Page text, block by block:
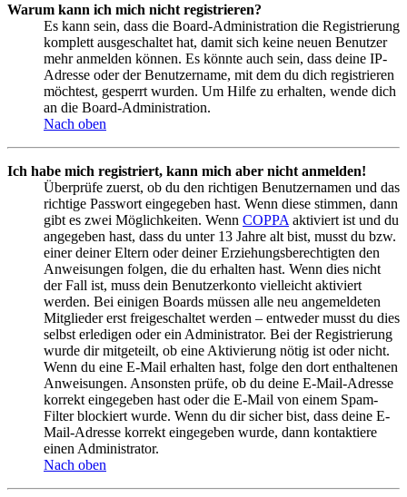
Warum kann ich mich nicht registrieren?
Es kann sein, dass die Board-Administration die Registrierung
komplett ausgeschaltet hat, damit sich keine neuen Benutzer
mehr anmelden können. Es könnte auch sein, dass deine IP-
Adresse oder der Benutzername, mit dem du dich registrieren
möchtest, gesperrt wurden. Um Hilfe zu erhalten, wende dich
an die Board-Administration.
Nach oben
Ich habe mich registriert, kann mich aber nicht anmelden!
Überprüfe zuerst, ob du den richtigen Benutzernamen und das
richtige Passwort eingegeben hast. Wenn diese stimmen, dann
gibt es zwei Möglichkeiten. Wenn COPPA aktiviert ist und du
angegeben hast, dass du unter 13 Jahre alt bist, musst du bzw.
einer deiner Eltern oder deiner Erziehungsberechtigten den
Anweisungen folgen, die du erhalten hast. Wenn dies nicht
der Fall ist, muss dein Benutzerkonto vielleicht aktiviert
werden. Bei einigen Boards müssen alle neu angemeldeten
Mitglieder erst freigeschaltet werden – entweder musst du dies
selbst erledigen oder ein Administrator. Bei der Registrierung
wurde dir mitgeteilt, ob eine Aktivierung nötig ist oder nicht.
Wenn du eine E-Mail erhalten hast, folge den dort enthaltenen
Anweisungen. Ansonsten prüfe, ob du deine E-Mail-Adresse
korrekt eingegeben hast oder die E-Mail von einem Spam-
Filter blockiert wurde. Wenn du dir sicher bist, dass deine E-
Mail-Adresse korrekt eingegeben wurde, dann kontaktiere
einen Administrator.
Nach oben